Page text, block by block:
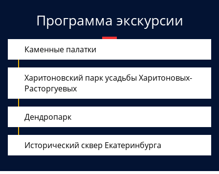
Программа экскурсии
Каменные палатки
Харитоновский парк усадьбы Харитоновых-
Расторгуевых
Дендропарк
Исторический сквер Екатеринбурга